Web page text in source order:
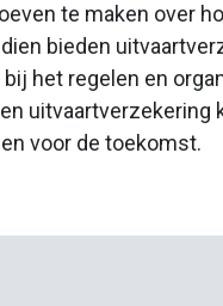
te maken over
bieden
het regelen en
uitvaartverzekering
voor de toekomst.